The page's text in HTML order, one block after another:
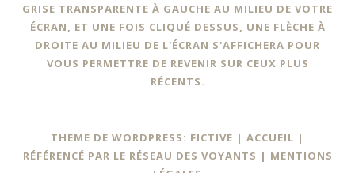
GRISE TRANSPARENTE À GAUCHE AU MILIEU DE VOTRE
ÉCRAN, ET UNE FOIS CLIQUÉ DESSUS, UNE FLÈCHE À
DROITE AU MILIEU DE L'ÉCRAN S'AFFICHERA POUR
VOUS PERMETTRE DE REVENIR SUR CEUX PLUS
RÉCENTS.
THEME DE WORDPRESS: FICTIVE | ACCUEIL |
RÉFÉRENCÉ PAR LE RÉSEAU DES VOYANTS | MENTIONS